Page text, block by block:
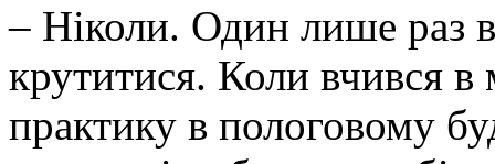
– Ніколи. Один лише раз
крутитися. Коли вчився
практику в пологовому